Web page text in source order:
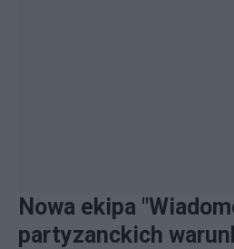
Nowa ekipa
partyzanckich